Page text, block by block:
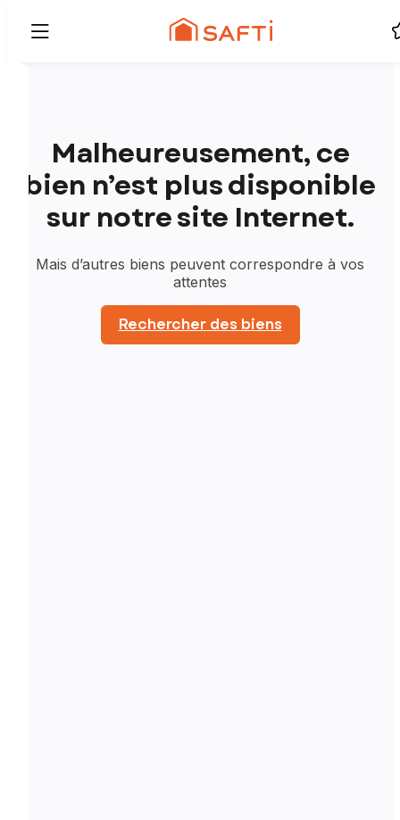
Malheureusement, ce
bien n’est plus disponible
sur notre site Internet.
Mais d’autres biens peuvent correspondre à vos
attentes
Rechercher des biens